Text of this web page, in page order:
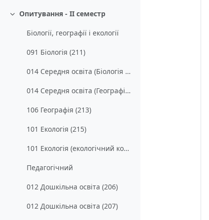
Згорнути
Опитування - ІІ семестр
Біології, географії і екології
091 Біологія (211)
014 Середня освіта (Біологія та здоров’я людини) (212)
014 Середня освіта (Географія) (214)
106 Географія (213)
101 Екологія (215)
101 Екологія (екологічний контроль та аудит) (316)
Педагогічний
012 Дошкільна освіта (206)
012 Дошкільна освіта (207)